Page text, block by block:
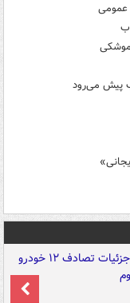
موشکی
پیش می‌رود